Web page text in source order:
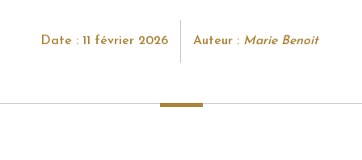
Date : 11 février 2026 Auteur : Marie Benoit